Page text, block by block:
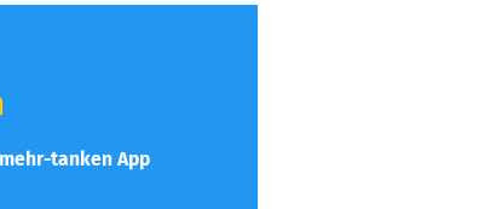
mehr-tanken App